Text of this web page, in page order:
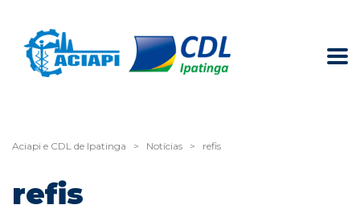
Aciapi e CDL de Ipatinga > Notícias > refis
refis